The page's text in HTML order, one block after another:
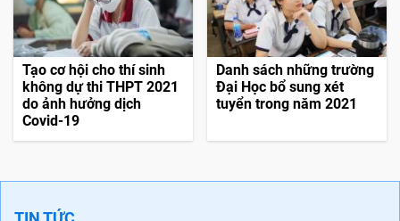
Tạo cơ hội cho thí sinh
không dự thi THPT 2021
do ảnh hưởng dịch
Covid-19
Danh sách những trường
Đại Học bổ sung xét
tuyển trong năm 2021